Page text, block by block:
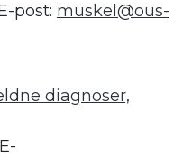
post: muskel@ous-
diagnoser,